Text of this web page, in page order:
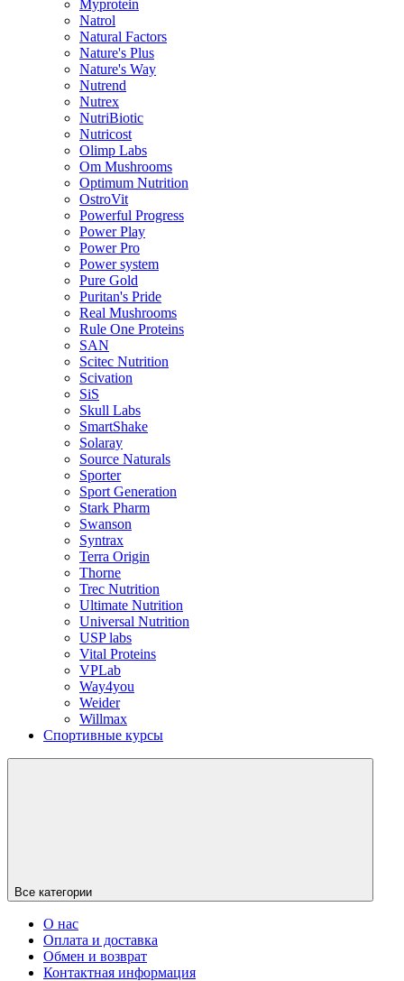
Myprotein
Natrol
Natural Factors
Nature's Plus
Nature's Way
Nutrend
Nutrex
NutriBiotic
Nutricost
Olimp Labs
Om Mushrooms
Optimum Nutrition
OstroVit
Powerful Progress
Power Play
Power Pro
Power system
Pure Gold
Puritan's Pride
Real Mushrooms
Rule One Proteins
SAN
Scitec Nutrition
Scivation
SiS
Skull Labs
SmartShake
Solaray
Source Naturals
Sporter
Sport Generation
Stark Pharm
Swanson
Syntrax
Terra Origin
Thorne
Trec Nutrition
Ultimate Nutrition
Universal Nutrition
USP labs
Vital Proteins
VPLab
Way4you
Weider
Willmax
Спортивные курсы
Все категории
О нас
Оплата и доставка
Обмен и возврат
Контактная информация